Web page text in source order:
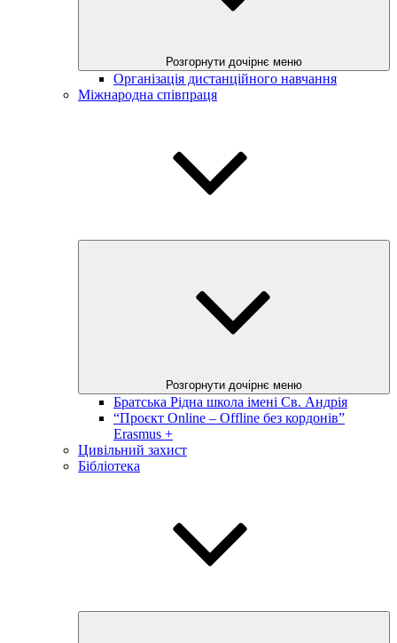
Розгорнути дочірнє меню
Організація дистанційного навчання
Міжнародна співпраця
Розгорнути дочірнє меню
Братська Рідна школа імені Св. Андрія
“Проєкт Online – Offline без кордонів”
Erasmus +
Цивільний захист
Бібліотека